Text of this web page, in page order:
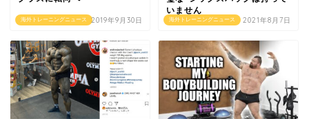
海外トレーニングニュース 2019年9月30日 海外トレーニングニュース
いません
2021年8月7日